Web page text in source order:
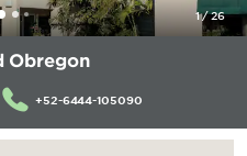
1/26
Obregon
+52-6444-105090